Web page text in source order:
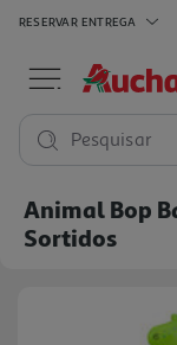
RESERVAR ENTREGA
Pesquisar
Animal Bop
Sortidos